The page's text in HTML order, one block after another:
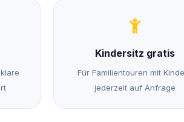
Kindersitz gratis
Für Familientouren mit
jederzeit auf Anfrage